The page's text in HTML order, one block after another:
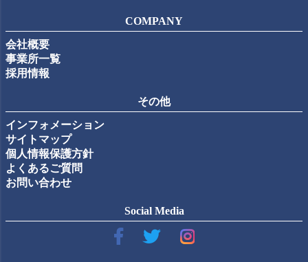
COMPANY
会社概要
事業所一覧
採用情報
その他
インフォメーション
サイトマップ
個人情報保護方針
よくあるご質問
お問い合わせ
Social Media